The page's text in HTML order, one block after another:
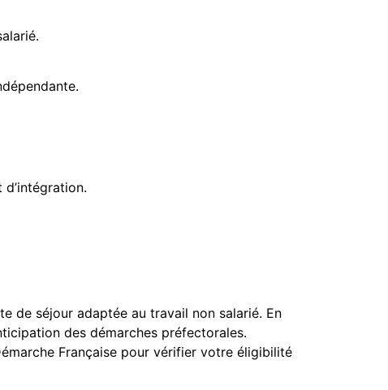
de séjour adaptée au travail non salarié. En
des démarches préfectorales.
Française pour vérifier votre éligibilité